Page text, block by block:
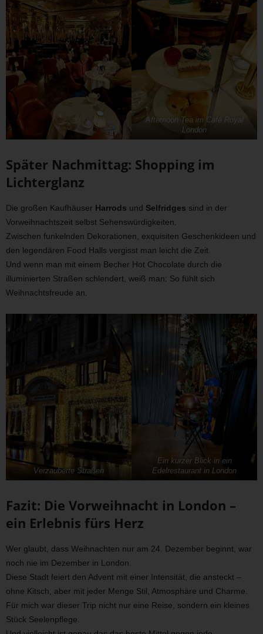
Afternoon Tea im Café Royal
London
Später Nachmittag: Shopping im
Lichterglanz
Die großen Kaufhäuser Harrods und Selfridges sind in der
Vorweihnachtszeit selbst Sehenswürdigkeiten.
Zwischen funkelnden Dekorationen, exquisiten Geschenkideen und
den legendären Food Halls vergisst man leicht die Zeit.
Und wenn man mit einem Becher Hot Chocolate durch die
illuminierten Straßen schlendert, weiß man: So fühlt sich
Weihnachtsfreude an.
Verzauberte Straßen
Ein kurzer Blick in ein
Edelrestaurant in London
Fazit: Die Vorweihnacht in London –
ein Erlebnis fürs Herz
Wer glaubt, dass Weihnachten nur am 24. Dezember beginnt, war
noch nie im Dezember in London.
Diese Stadt feiert den Advent mit einer Intensität, die ansteckt –
ohne Kitsch, aber mit jeder Menge Stil, Atmosphäre und Charme.
Für mich war dieser Trip nicht nur eine Reise, sondern ein kleines
Stück Seelenpflege.